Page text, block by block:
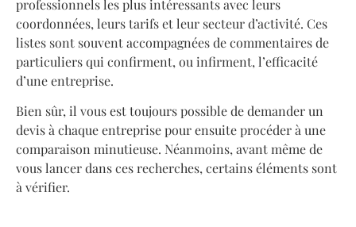
professionnels les plus intéressants avec leurs
coordonnées, leurs tarifs et leur secteur d’activité. Ces
listes sont souvent accompagnées de commentaires de
particuliers qui confirment, ou infirment, l’efficacité
d’une entreprise.
Bien sûr, il vous est toujours possible de demander un
devis à chaque entreprise pour ensuite procéder à une
comparaison minutieuse. Néanmoins, avant même de
vous lancer dans ces recherches, certains éléments sont
à vérifier.